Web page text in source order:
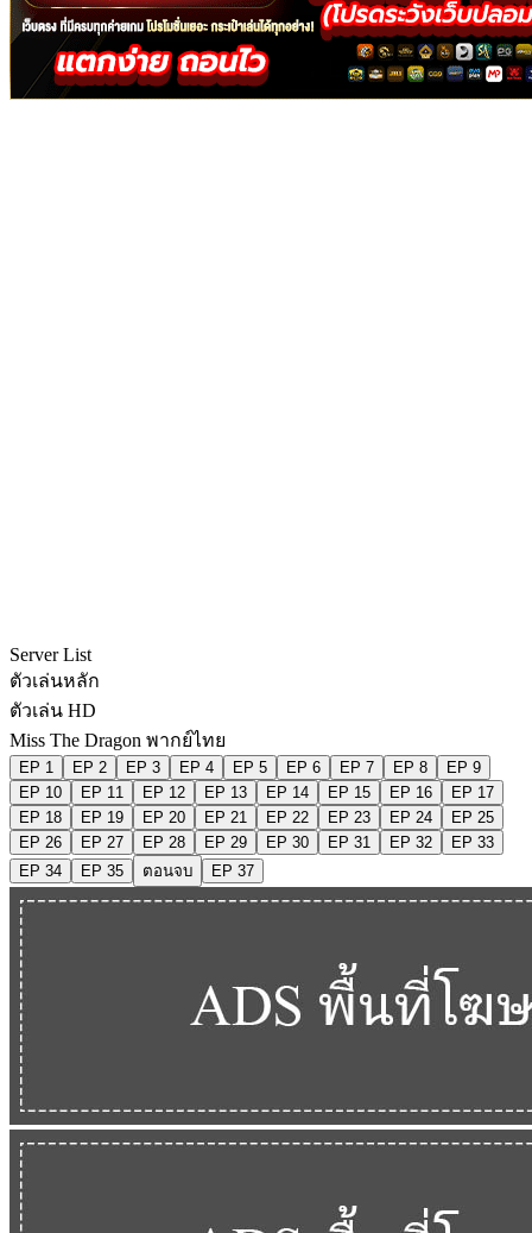
Server List
ตัวเล่นหลัก
ตัวเล่น HD
Miss The Dragon พากย์ไทย
EP 1 EP 2 EP 3 EP 4 EP 5 EP 6 EP 7 EP 8
EP 9
EP 10
EP 11 EP 12 EP 13 EP 14 EP 15 EP 16
EP 17
EP 18
EP 19 EP 20 EP 21 EP 22 EP 23 EP 24
EP 25
EP 26
EP 27 EP 28 EP 29 EP 30 EP 31 EP 32
EP 33
EP 34
EP 35 ตอนจบ EP 37